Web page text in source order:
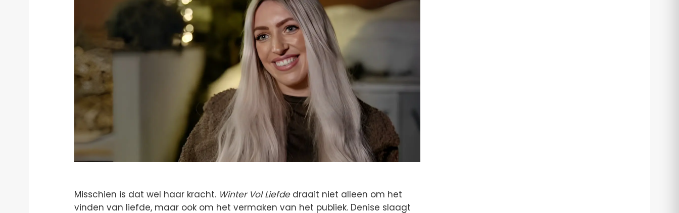
Misschien is dat wel haar kracht. Winter Vol Liefdedraait niet alleen om het
vinden van liefde, maar ook om het vermaken van het publiek. Denise slaagt